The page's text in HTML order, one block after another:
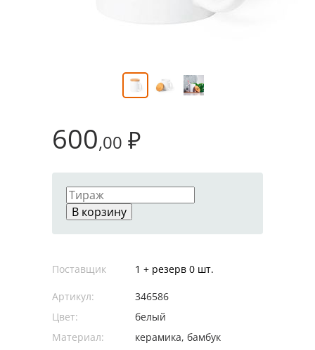
600,00 ₽
В корзину
Поставщик 1 + резерв 0 шт.
Артикул:
346586
Цвет:
белый
Материал:
керамика, бамбук